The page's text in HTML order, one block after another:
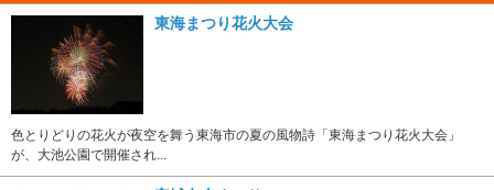
東海まつり花火大会
色とりどりの花火が夜空を舞う東海市の夏の風物詩「東海まつり花火大会」
が、大池公園で開催され...